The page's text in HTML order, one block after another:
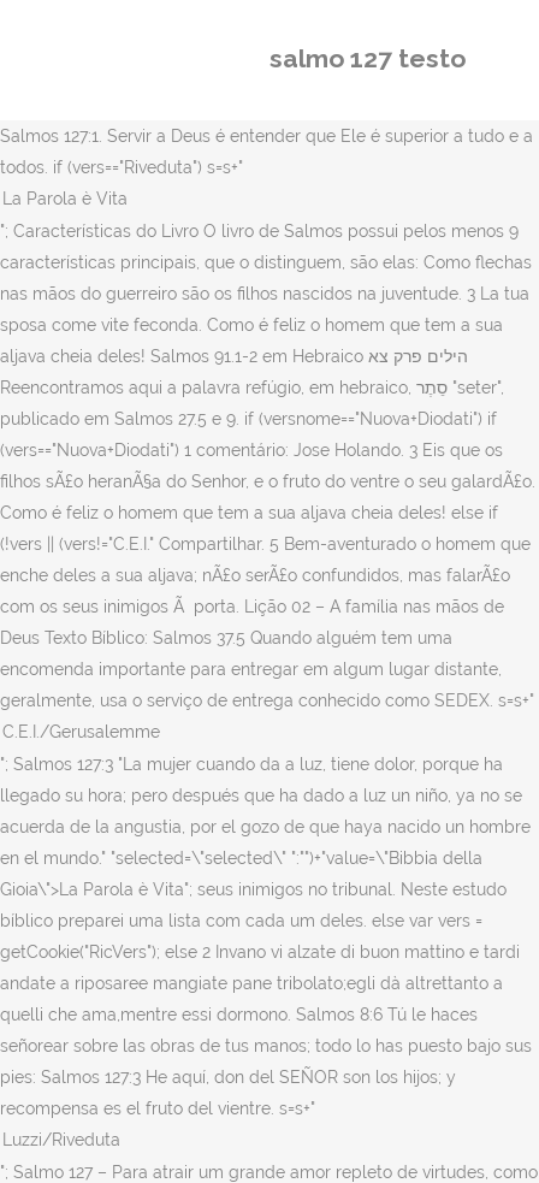
salmo 127 testo
Salmos 127:1. Servir a Deus é entender que Ele é superior a tudo e a
todos. if (vers=="Riveduta") s=s+"
"; Características do Livro O livro de Salmos possui pelos menos 9
características principais, que o distinguem, são elas: Como flechas
nas mãos do guerreiro são os filhos nascidos na juventude. 3 La tua
sposa come vite feconda. Como é feliz o homem que tem a sua
aljava cheia deles! Salmos 91.1-2 em Hebraico הילים פרק צא
Reencontramos aqui a palavra refúgio, em hebraico, סֵתֶר "seter",
publicado em Salmos 27.5 e 9. if (versnome=="Nuova+Diodati") if
(vers=="Nuova+Diodati") 1 comentário: Jose Holando. 3 Eis que os
filhos sÃ£o heranÃ§a do Senhor, e o fruto do ventre o seu galardÃ£o.
Como é feliz o homem que tem a sua aljava cheia deles! else if
(!vers || (vers!="C.E.I." Compartilhar. 5 Bem-aventurado o homem que
enche deles a sua aljava; nÃ£o serÃ£o confundidos, mas falarÃ£o
com os seus inimigos Ã porta. Lição 02 – A família nas mãos de
Deus Texto Bíblico: Salmos 37.5 Quando alguém tem uma
encomenda importante para entregar em algum lugar distante,
geralmente, usa o serviço de entrega conhecido como SEDEX. s=s+"
"; Salmos 127:3 "La mujer cuando da a luz, tiene dolor, porque ha
llegado su hora; pero después que ha dado a luz un niño, ya no se
acuerda de la angustia, por el gozo de que haya nacido un hombre
en el mundo." "selected=\"selected\" ":"")+"value=\"Bibbia della
Gioia\">La Parola è Vita"; seus inimigos no tribunal. Neste estudo
bíblico preparei uma lista com cada um deles. else var vers =
getCookie("RicVers"); else 2 Invano vi alzate di buon mattino e tardi
andate a riposaree mangiate pane tribolato;egli dà altrettanto a
quelli che ama,mentre essi dormono. Salmos 8:6 Tú le haces
señorear sobre las obras de tus manos; todo lo has puesto bajo sus
pies: Salmos 127:3 He aquí, don del SEÑOR son los hijos; y
recompensa es el fruto del vientre. s=s+"
"; Salmo 127 – Para atrair um grande amor repleto de virtudes, como